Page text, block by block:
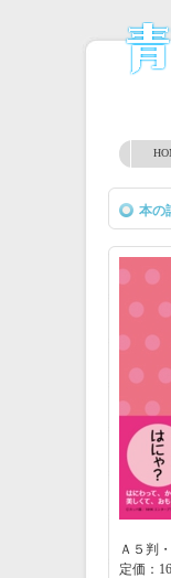
本の
Ａ５判
定価：